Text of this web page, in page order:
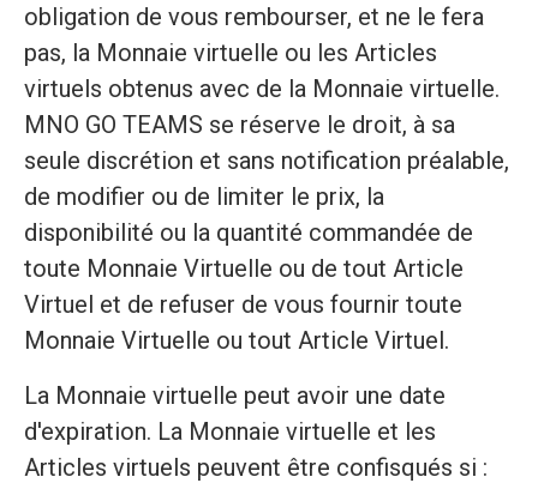
obligation de vous rembourser, et ne le fera
pas, la Monnaie virtuelle ou les Articles
virtuels obtenus avec de la Monnaie virtuelle.
MNO GO TEAMS se réserve le droit, à sa
seule discrétion et sans notification préalable,
de modifier ou de limiter le prix, la
disponibilité ou la quantité commandée de
toute Monnaie Virtuelle ou de tout Article
Virtuel et de refuser de vous fournir toute
Monnaie Virtuelle ou tout Article Virtuel.
La Monnaie virtuelle peut avoir une date
d'expiration. La Monnaie virtuelle et les
Articles virtuels peuvent être confisqués si :